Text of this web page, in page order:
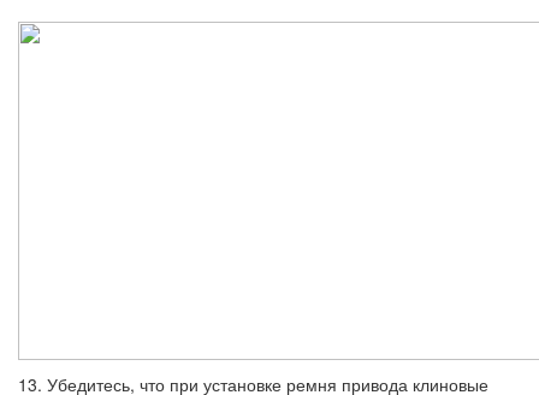
13. Убедитесь, что при установке ремня привода клиновые